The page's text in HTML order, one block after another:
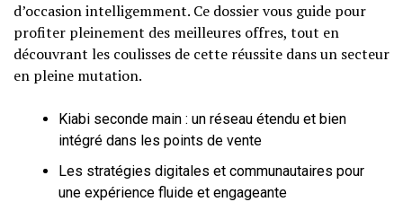
d’occasion intelligemment. Ce dossier vous guide pour
profiter pleinement des meilleures offres, tout en
découvrant les coulisses de cette réussite dans un secteur
en pleine mutation.
Kiabi seconde main : un réseau étendu et bien
intégré dans les points de vente
Les stratégies digitales et communautaires pour
une expérience fluide et engageante